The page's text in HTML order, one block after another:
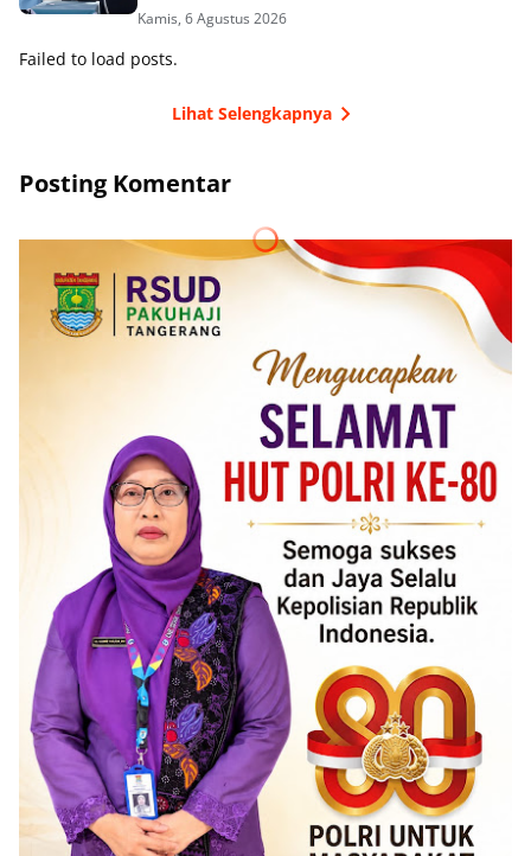
Kamis, 6 Agustus 2026
Failed to load posts.
Lihat Selengkapnya
Posting Komentar